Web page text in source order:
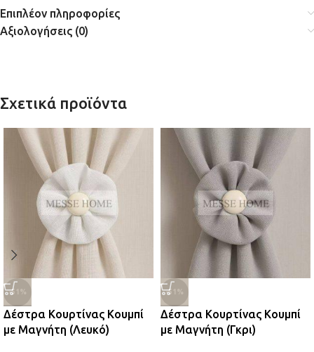
Επιπλέον πληροφορίες
Αξιολογήσεις (0)
Σχετικά προϊόντα
-51%
Δέστρα Κουρτίνας Κουμπί
με Μαγνήτη (Λευκό)
-51%
Δέστρα Κουρτίνας Κουμπί
με Μαγνήτη (Γκρι)